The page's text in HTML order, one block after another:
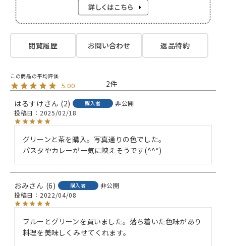
閲覧履歴 お問い合わせ 返品特約
5.00
2
はるすけ
2 購入者
非公開
投稿日
2025/02/18
グリーンと茶を購入。写真通りの色でした。
パスタやカレーが一気に映えそうです(^^*)
おみ 6 購入者
非公開
投稿日
2022/04/08
ブルーとグリーンを買いました。落ち着いた色味があり
料理を美味しくみせてくれます。